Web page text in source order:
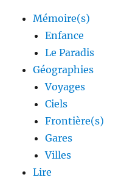
Mémoire(s)
Enfance
Le Paradis
Géographies
Voyages
Ciels
Frontière(s)
Gares
Villes
Lire